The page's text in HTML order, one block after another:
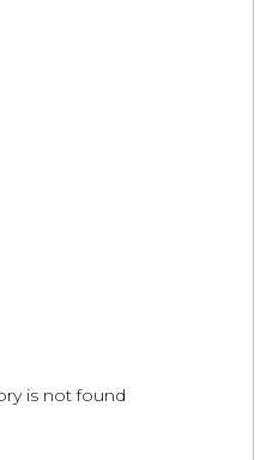
is not found